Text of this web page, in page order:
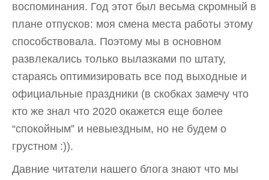
воспоминания. Год этот был весьма скромный в
плане отпусков: моя смена места работы этому
способствовала. Поэтому мы в основном
развлекались только вылазками по штату,
стараясь оптимизировать все под выходные и
официальные праздники (в скобках замечу что
кто же знал что 2020 окажется еще более
“спокойным” и невыездным, но не будем о
грустном :)).
Давние читатели нашего блога знают что мы